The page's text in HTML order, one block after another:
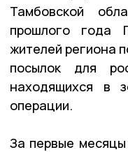
Тамбовской
прошлого года
жителей региона
посылок для
находящихся в
операции.
За первые